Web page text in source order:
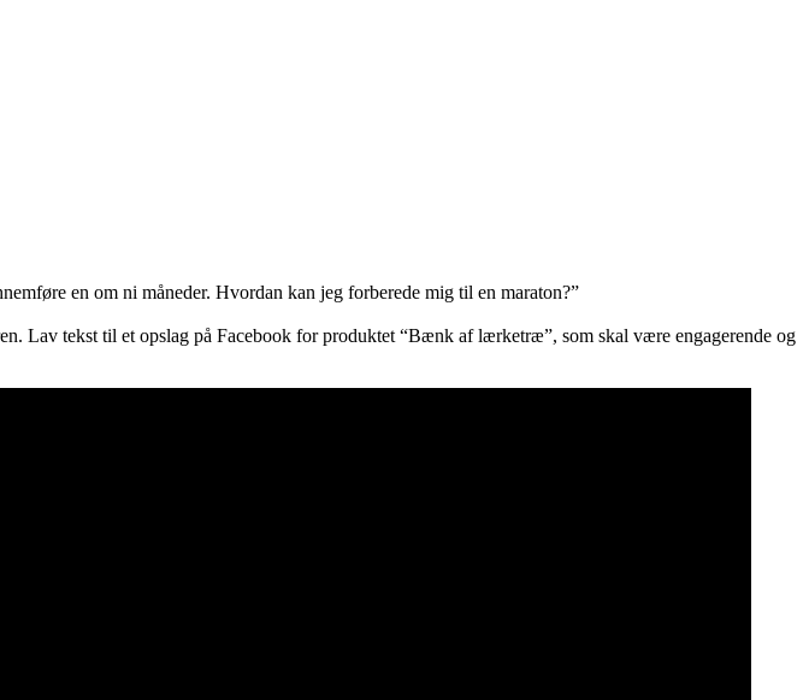
en om ni måneder. Hvordan kan jeg forberede mig til en maraton?”
Lav tekst til et opslag på Facebook for produktet “Bænk af lærketræ”, som skal være engagerende og